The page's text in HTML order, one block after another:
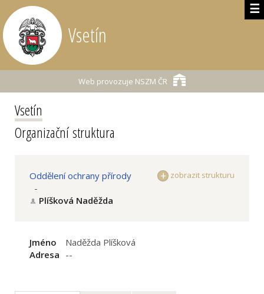
☰
Vsetín
Web provozuje NSZM ČR
Vsetín
Organizační struktura
zobrazit strukturu
Oddělení ochrany přírody
-
Plíšková Naděžda
Jméno
Naděžda Plíšková
Adresa --